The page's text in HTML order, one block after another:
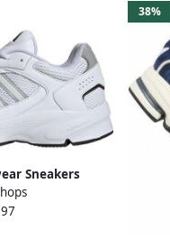
Sneakers
geïnspireerd door
response cl
38%